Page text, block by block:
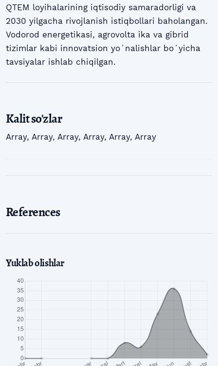
QTEM loyihalarining iqtisodiy samaradorligi va
2030 yilgacha rivojlanish istiqbollari baholangan.
Vodorod energetikasi, agrovolta ika va gibrid
tizimlar kabi innovatsion yoʻnalishlar boʻyicha
tavsiyalar ishlab chiqilgan.
Kalit so'zlar
Array, Array, Array, Array, Array, Array
References
Yuklab olishlar